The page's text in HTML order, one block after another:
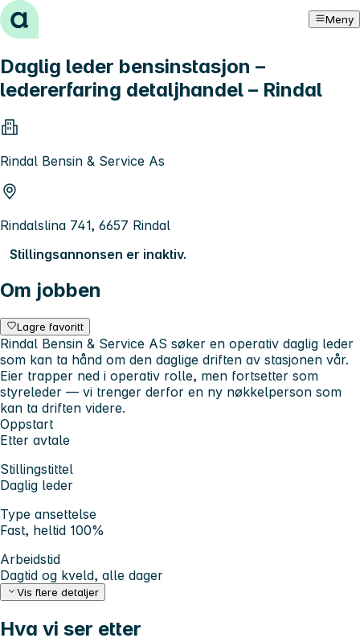
Hopp til innhold Meny
Daglig leder bensinstasjon –
ledererfaring detaljhandel – Rindal
Rindal Bensin & Service As
Rindalslina 741, 6657 Rindal
Stillingsannonsen er inaktiv.
Om jobben
Lagre favoritt
Rindal Bensin & Service AS søker en operativ daglig leder
som kan ta hånd om den daglige driften av stasjonen vår.
Eier trapper ned i operativ rolle, men fortsetter som
styreleder — vi trenger derfor en ny nøkkelperson som
kan ta driften videre.
Oppstart
Etter avtale
Stillingstittel
Daglig leder
Type ansettelse
Fast, heltid 100%
Arbeidstid
Dagtid og kveld, alle dager
Vis flere detaljer
Hva vi ser etter